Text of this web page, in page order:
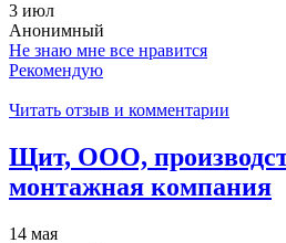
3 июл
Анонимный
Не знаю мне все нравится
Рекомендую
Читать отзыв и комментарии
Щит, ООО,
монтажная компания
14 мая